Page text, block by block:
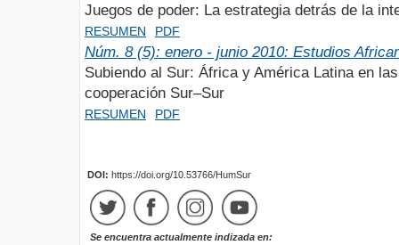
Juegos de poder: La estrategia detrás de la
RESUMEN PDF
Núm. 8 (5): enero - junio 2010: Estudios
Subiendo al Sur: África y América Latina en
cooperación Sur–Sur
RESUMEN PDF
DOI: https://doi.org/10.53766/HumSur
Se encuentra actualmente indizada en: